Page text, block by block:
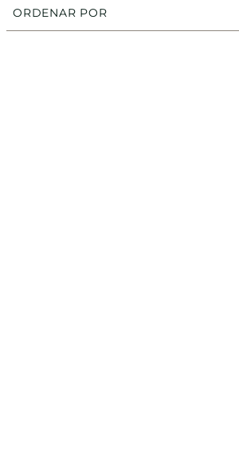
ORDENAR POR